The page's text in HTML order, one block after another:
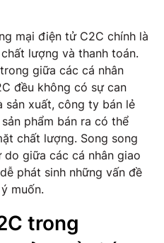
mại điện tử C2C chính là
lượng và thanh toán.
giữa các cá nhân
đều không có sự can
sản xuất, công ty bán lẻ
phẩm bán ra có thể
chất lượng. Song song
giữa các cá nhân giao
phát sinh những vấn đề
muốn.
trong